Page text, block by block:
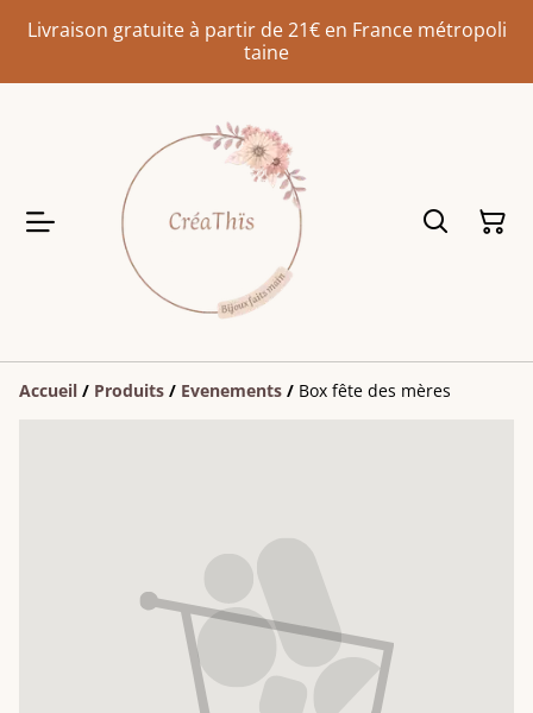
Livraison gratuite à partir de 21€ en France métropoli
taine
Accueil / Produits / Evenements / Box fête des mères